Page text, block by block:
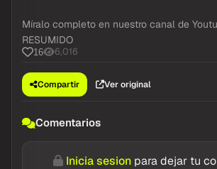
Míralo completo en nuestro canal de
RESUMIDO
16 6,016
Compartir Ver original
Comentarios
Inicia sesion para dejar tu